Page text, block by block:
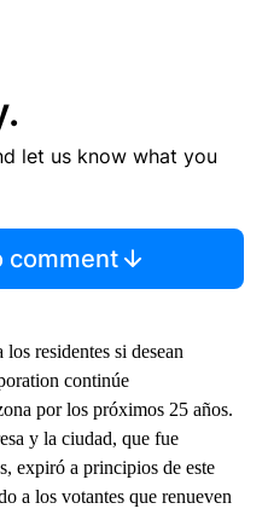
let us know what you
comment
residentes si desean
continúe
por los próximos 25 años.
y la ciudad, que fue
expiró a principios de este
a los votantes que renueven